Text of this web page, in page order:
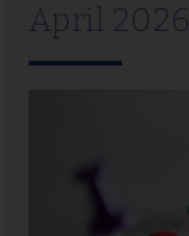
April 2026